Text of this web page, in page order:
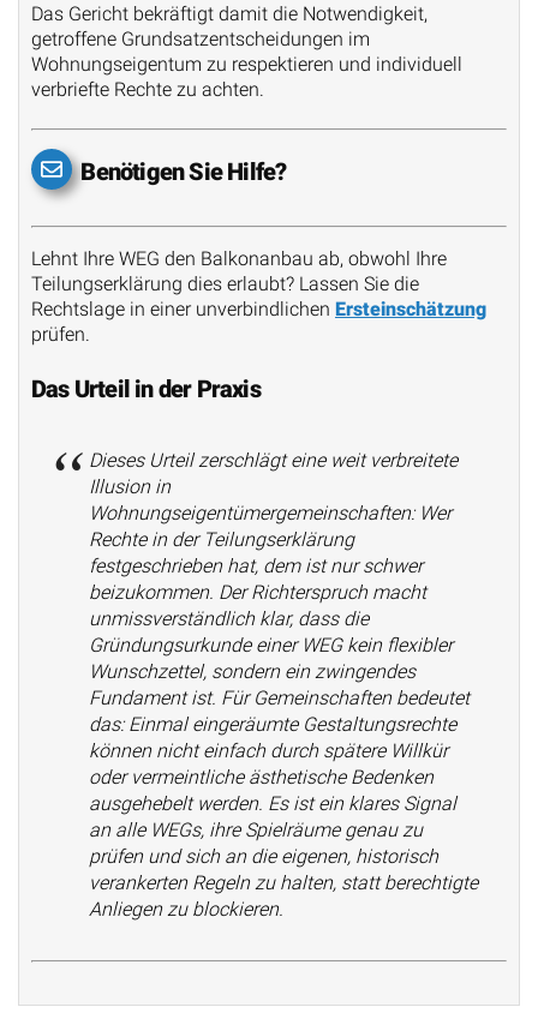
Das Gericht bekräftigt damit die Notwendigkeit,
getroffene Grundsatzentscheidungen im
Wohnungseigentum zu respektieren und individuell
verbriefte Rechte zu achten.
Benötigen Sie Hilfe?
Lehnt Ihre WEG den Balkonanbau ab, obwohl Ihre
Teilungserklärung dies erlaubt? Lassen Sie die
Rechtslage in einer unverbindlichen Ersteinschätzung
prüfen.
Das Urteil in der Praxis
Dieses Urteil zerschlägt eine weit verbreitete
Illusion in
Wohnungseigentümergemeinschaften: Wer
Rechte in der Teilungserklärung
festgeschrieben hat, dem ist nur schwer
beizukommen. Der Richterspruch macht
unmissverständlich klar, dass die
Gründungsurkunde einer WEG kein flexibler
Wunschzettel, sondern ein zwingendes
Fundament ist. Für Gemeinschaften bedeutet
das: Einmal eingeräumte Gestaltungsrechte
können nicht einfach durch spätere Willkür
oder vermeintliche ästhetische Bedenken
ausgehebelt werden. Es ist ein klares Signal
an alle WEGs, ihre Spielräume genau zu
prüfen und sich an die eigenen, historisch
verankerten Regeln zu halten, statt berechtigte
Anliegen zu blockieren.